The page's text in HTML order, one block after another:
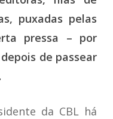
puxadas pelas
pressa – por
de passear
da CBL há